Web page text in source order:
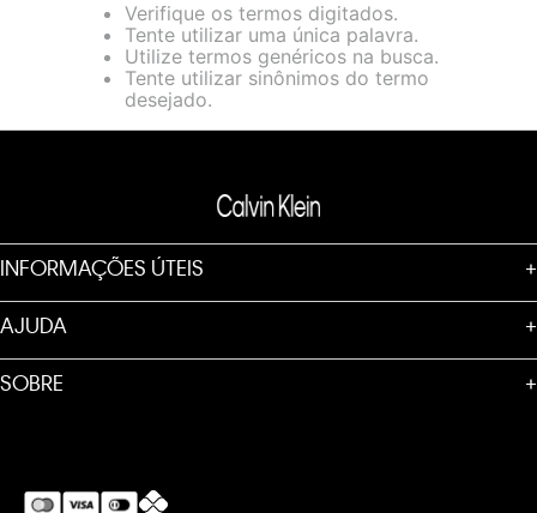
Cookies acesse o link.
Verifique os termos digitados.
Tente utilizar uma única palavra.
Utilize termos genéricos na busca.
Tente utilizar sinônimos do termo
desejado.
INFORMAÇÕES ÚTEIS +
AJUDA +
SOBRE +